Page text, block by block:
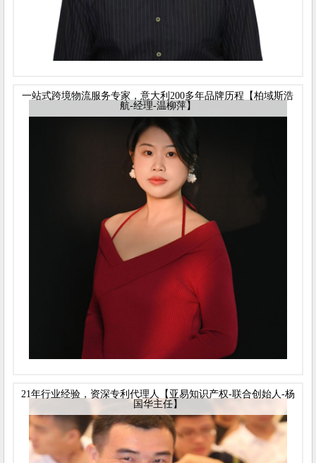
一站式跨境物流服务专家，意大利200多年品牌历程【柏域斯浩
航-经理-温柳萍】
21年行业经验，资深专利代理人【亚易知识产权-联合创始人-杨
国华主任】